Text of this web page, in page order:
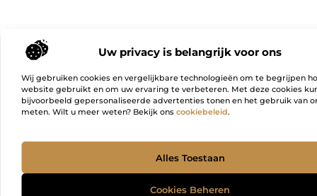
Uw privacy is belangrijk voor ons
Wij gebruiken cookies en vergelijkbare technologieën om te begrijpen
website gebruikt en om uw ervaring te verbeteren. Met deze cookies
bijvoorbeeld gepersonaliseerde advertenties tonen en het gebruik van
meten. Wilt u meer weten? Bekijk ons cookiebeleid.
Alles Toestaan
Cookies Beheren